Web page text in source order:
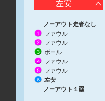
左安
ノーアウト走者なし
1 ファウル
2 ファウル
3 ボール
4 ファウル
5 ファウル
6
左安
ノーアウト１塁